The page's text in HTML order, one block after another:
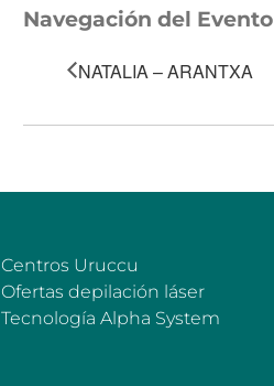
Navegación del Evento
NATALIA – ARANTXA
Centros Uruccu
Ofertas depilación láser
Tecnología Alpha System